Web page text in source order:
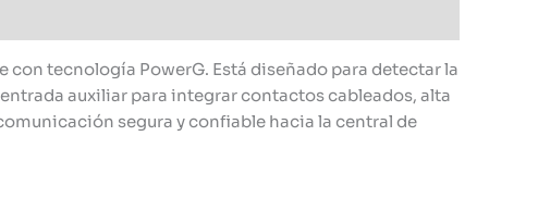
tecnología PowerG. Está diseñado para detectar la
auxiliar para integrar contactos cableados, alta
segura y confiable hacia la central de